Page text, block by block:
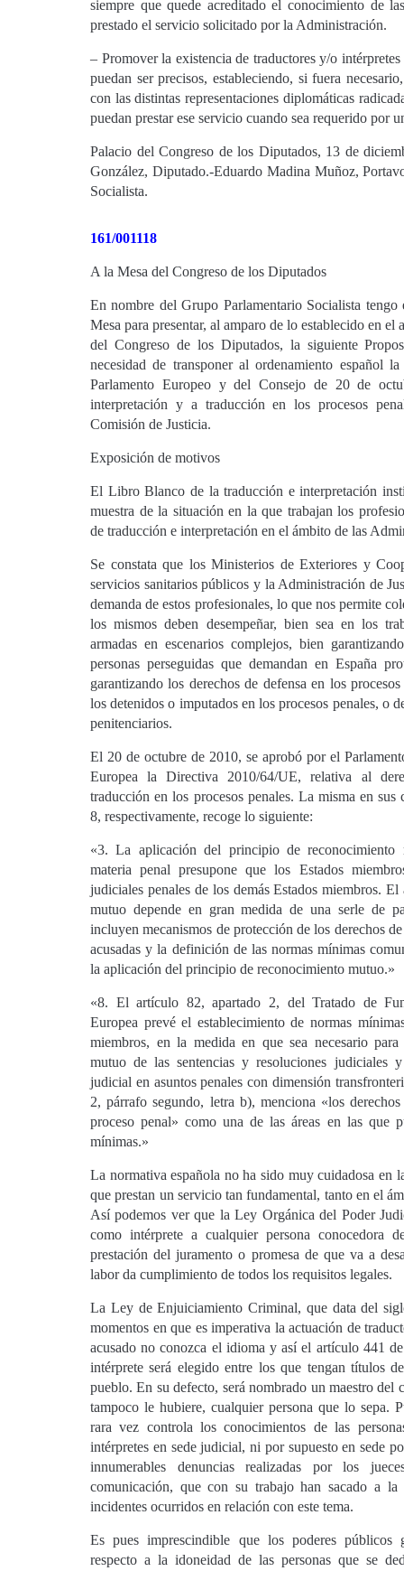
siempre que quede acreditado el conocimiento de
prestado el servicio solicitado por la Administración.
– Promover la existencia de traductores y/o
puedan ser precisos, estableciendo, si fuera
con las distintas representaciones diplomáticas
puedan prestar ese servicio cuando sea requerido por
Palacio del Congreso de los Diputados, 13 de
González, Diputado.-Eduardo Madina Muñoz,
Socialista.
161/001118
A la Mesa del Congreso de los Diputados
En nombre del Grupo Parlamentario Socialista
Mesa para presentar, al amparo de lo establecido en
del Congreso de los Diputados, la siguiente
necesidad de transponer al ordenamiento español
Parlamento Europeo y del Consejo de 20 de
interpretación y a traducción en los procesos
Comisión de Justicia.
Exposición de motivos
El Libro Blanco de la traducción e interpretación
muestra de la situación en la que trabajan los
de traducción e interpretación en el ámbito de las
Se constata que los Ministerios de Exteriores y
servicios sanitarios públicos y la Administración de
demanda de estos profesionales, lo que nos permite
los mismos deben desempeñar, bien sea en los
armadas en escenarios complejos, bien
personas perseguidas que demandan en España
garantizando los derechos de defensa en los
los detenidos o imputados en los procesos penales, o
penitenciarios.
El 20 de octubre de 2010, se aprobó por el
Europea la Directiva 2010/64/UE, relativa al
traducción en los procesos penales. La misma en sus
8, respectivamente, recoge lo siguiente:
«3. La aplicación del principio de reconocimiento
materia penal presupone que los Estados
judiciales penales de los demás Estados miembros.
mutuo depende en gran medida de una serle de
incluyen mecanismos de protección de los derechos de
acusadas y la definición de las normas mínimas
la aplicación del principio de reconocimiento mutuo.»
«8. El artículo 82, apartado 2, del Tratado de
Europea prevé el establecimiento de normas
miembros, en la medida en que sea necesario
mutuo de las sentencias y resoluciones judiciales
judicial en asuntos penales con dimensión
2, párrafo segundo, letra b), menciona «los
proceso penal» como una de las áreas en las que
mínimas.»
La normativa española no ha sido muy cuidadosa en
que prestan un servicio tan fundamental, tanto en el
Así podemos ver que la Ley Orgánica del Poder
como intérprete a cualquier persona conocedora
prestación del juramento o promesa de que va a
labor da cumplimiento de todos los requisitos legales.
La Ley de Enjuiciamiento Criminal, que data del
momentos en que es imperativa la actuación de
acusado no conozca el idioma y así el artículo 441
intérprete será elegido entre los que tengan títulos
pueblo. En su defecto, será nombrado un maestro del
tampoco le hubiere, cualquier persona que lo sepa.
rara vez controla los conocimientos de las
intérpretes en sede judicial, ni por supuesto en sede
innumerables denuncias realizadas por los
comunicación, que con su trabajo han sacado a
incidentes ocurridos en relación con este tema.
Es pues imprescindible que los poderes públicos
respecto a la idoneidad de las personas que se